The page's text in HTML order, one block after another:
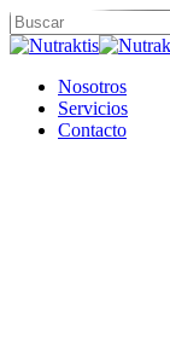
Skip
to
content
Close
Menu
Nosotros
Servicios
Contacto